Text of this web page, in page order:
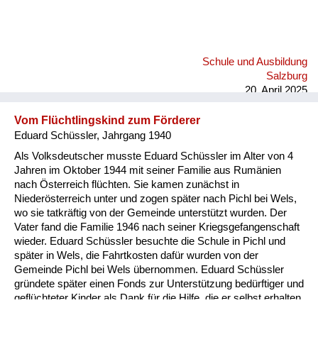
BDM-Mädchen zu jener Zeit noch nicht maturieren durften,
sondern nur die, die eine unbedeutende Rolle im BDM gespielt
Schule und Ausbildung
Salzburg
20. April 2025
Vom Flüchtlingskind zum Förderer
Eduard Schüssler, Jahrgang 1940
Als Volksdeutscher musste Eduard Schüssler im Alter von 4
Jahren im Oktober 1944 mit seiner Familie aus Rumänien
nach Österreich flüchten. Sie kamen zunächst in
Niederösterreich unter und zogen später nach Pichl bei Wels,
wo sie tatkräftig von der Gemeinde unterstützt wurden. Der
Vater fand die Familie 1946 nach seiner Kriegsgefangenschaft
wieder. Eduard Schüssler besuchte die Schule in Pichl und
später in Wels, die Fahrtkosten dafür wurden von der
Gemeinde Pichl bei Wels übernommen. Eduard Schüssler
gründete später einen Fonds zur Unterstützung bedürftiger und
geflüchteter Kinder als Dank für die Hilfe, die er selbst erhalten